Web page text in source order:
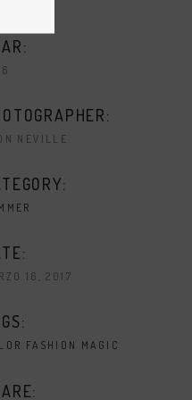
NEVILLE
16, 2017
FASHION MAGIC